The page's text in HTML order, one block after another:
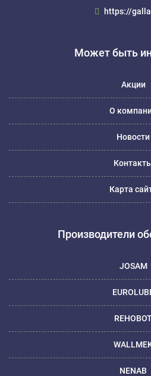
https://
Может быть
Акции
О
Новости
Карта
Производители
JOSAM
NENAB